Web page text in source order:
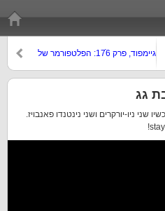
גיימפוד, פרק 176ֿ: הפלטפורמר של
שני ניו-יורקרים ושני נינטנדו פאנבויז.